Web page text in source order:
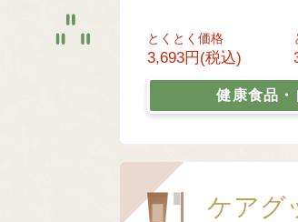
とくとく価格
3,693円(税込)
健康食品
ケアグ